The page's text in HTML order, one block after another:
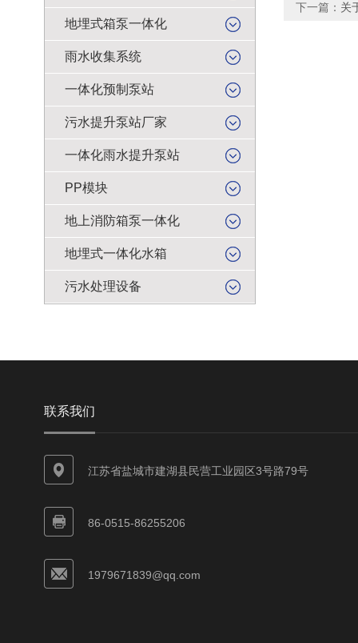
地埋式箱泵一体化
雨水收集系统
一体化预制泵站
污水提升泵站厂家
一体化雨水提升泵站
PP模块
地上消防箱泵一体化
地埋式一体化水箱
污水处理设备
下一篇： 关
联系我们
江苏省盐城市建湖县民营工业园区3号路79号
86-0515-86255206
1979671839@qq.com